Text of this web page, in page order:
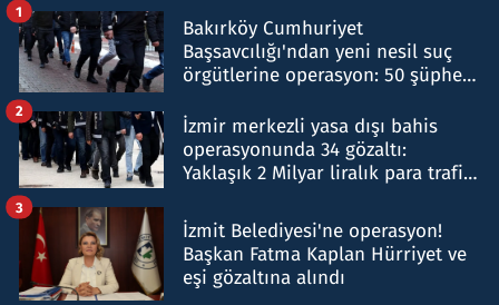
Bakırköy Cumhuriyet
Başsavcılığı'ndan yeni nesil suç
örgütlerine operasyon: 50 şüpheli
1
İzmir merkezli yasa dışı bahis
operasyonunda 34 gözaltı:
Yaklaşık 2 Milyar liralık para trafiği
2
İzmit Belediyesi'ne operasyon!
Başkan Fatma Kaplan Hürriyet ve
eşi gözaltına alındı
3